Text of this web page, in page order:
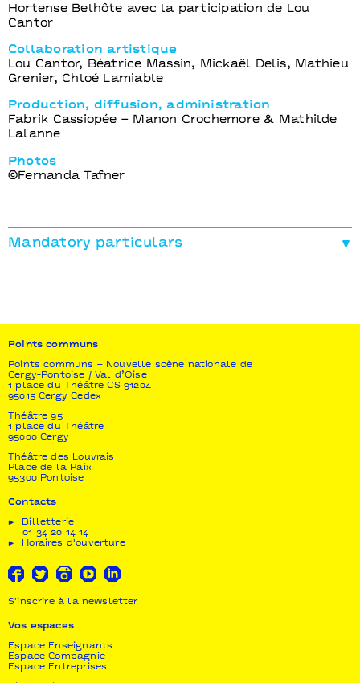
Hortense Belhôte avec la participation de Lou
Cantor
Collaboration artistique
Lou Cantor, Béatrice Massin, Mickaël Delis, Mathieu
Grenier, Chloé Lamiable
Production, diffusion, administration
Fabrik Cassiopée – Manon Crochemore & Mathilde
Lalanne
Photos
©Fernanda Tafner
Mandatory particulars
Espace 1789, scène conventionnée d’intérêt national
– art et création – pour la danse de Saint-Ouen.
Le Département de la Seine-Saint-Denis a soutenu
la création de cette œuvre.
Avec le soutien
Points communs
Points communs – Nouvelle scène nationale de
Cergy-Pontoise / Val d’Oise
1 place du Théâtre CS 91204
95015 Cergy Cedex
Théâtre 95
1 place du Théâtre
95000 Cergy
Théâtre des Louvrais
Place de la Paix
95300 Pontoise
Contacts
Billetterie
01 34 20 14 14
Horaires d'ouverture
S'inscrire à la newsletter
Vos espaces
Espace Enseignants
Espace Compagnie
Espace Entreprises